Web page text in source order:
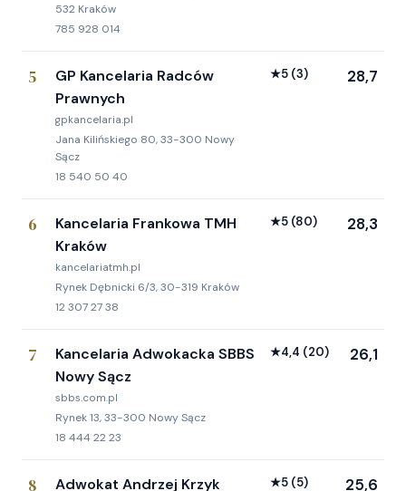
532 Kraków
785 928 014
5
GP Kancelaria Radców
Prawnych
gpkancelaria.pl
Jana Kilińskiego 80, 33-300 Nowy
Sącz
18 540 50 40
★5 (3) 28,7
6
Kancelaria Frankowa TMH
Kraków
kancelariatmh.pl
Rynek Dębnicki 6/3, 30-319 Kraków
12 307 27 38
★5 (80) 28,3
7
Kancelaria Adwokacka SBBS
Nowy Sącz
sbbs.com.pl
Rynek 13, 33-300 Nowy Sącz
18 444 22 23
★4,4 (20) 26,1
8 Adwokat Andrzej Krzyk ★5 (5) 25,6